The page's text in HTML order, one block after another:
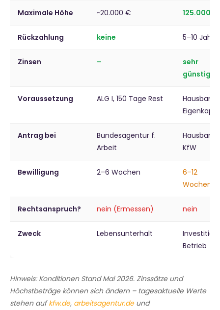
Maximale Höhe ~20.000 € 125.000 €
Rückzahlung keine 5–10 Jahre
Zinsen –
sehr
günstig
Voraussetzung ALG I, 150 Tage Rest
Hausbank,
Antrag bei
Bundesagentur f.
Arbeit
Hausbank
KfW
Bewilligung 2–6 Wochen
6–12
Wochen
Rechtsanspruch? nein (Ermessen) nein
Zweck Lebensunterhalt
Investition
Betrieb
Hinweis: Konditionen Stand Mai 2026. Zinssätze und
Höchstbeträge können sich ändern – tagesaktuelle Werte
stehen aufkfw.de, arbeitsagentur.deund